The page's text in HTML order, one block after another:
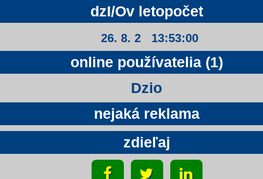
dzI/Ov letopočet
26. 8. 2 13:53:01
online používatelia (1)
Dzio
nejaká reklama
zdieľaj